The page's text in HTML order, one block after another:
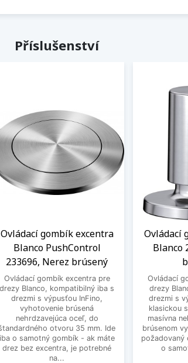
Příslušenství
Ovládací gombík excentra
Blanco PushControl
233696, Nerez brúsený
Ovládací gombík excentra pre
drezy Blanco, kompatibilný iba s
drezmi s výpusťou InFino,
vyhotovenie brúsená
nehrdzavejúca oceľ, do
otvoru 35 mm. Ide
iba o samotný gombík - ak máte
drez bez excentra, je potrebné
na...
Ovládací
Blanco
Ovládací
drezy
drezmi s
klasickou
masívna
brúsenom
požadovaný
o